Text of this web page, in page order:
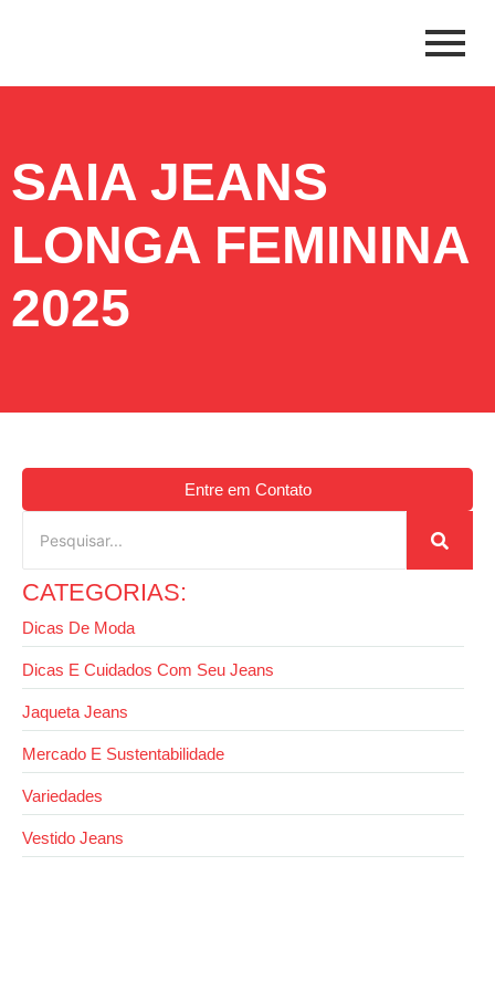
SAIA JEANS
LONGA FEMININA
2025
Entre em Contato
CATEGORIAS:
Dicas De Moda
Dicas E Cuidados Com Seu Jeans
Jaqueta Jeans
Mercado E Sustentabilidade
Variedades
Vestido Jeans